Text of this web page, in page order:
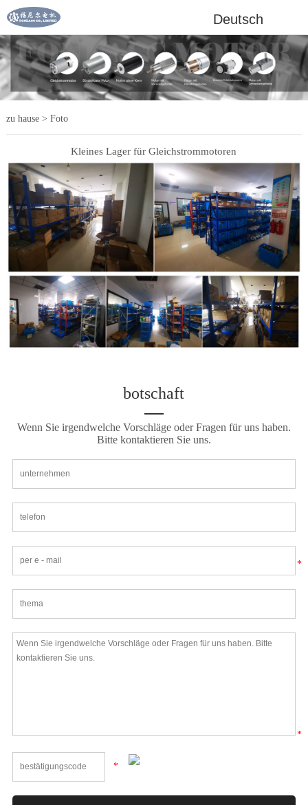
Deutsch
zu hause> Foto
Kleines Lager für Gleichstrommotoren
botschaft
Wenn Sie irgendwelche Vorschläge oder Fragen für uns haben.
Bitte kontaktieren Sie uns.
*
*
*